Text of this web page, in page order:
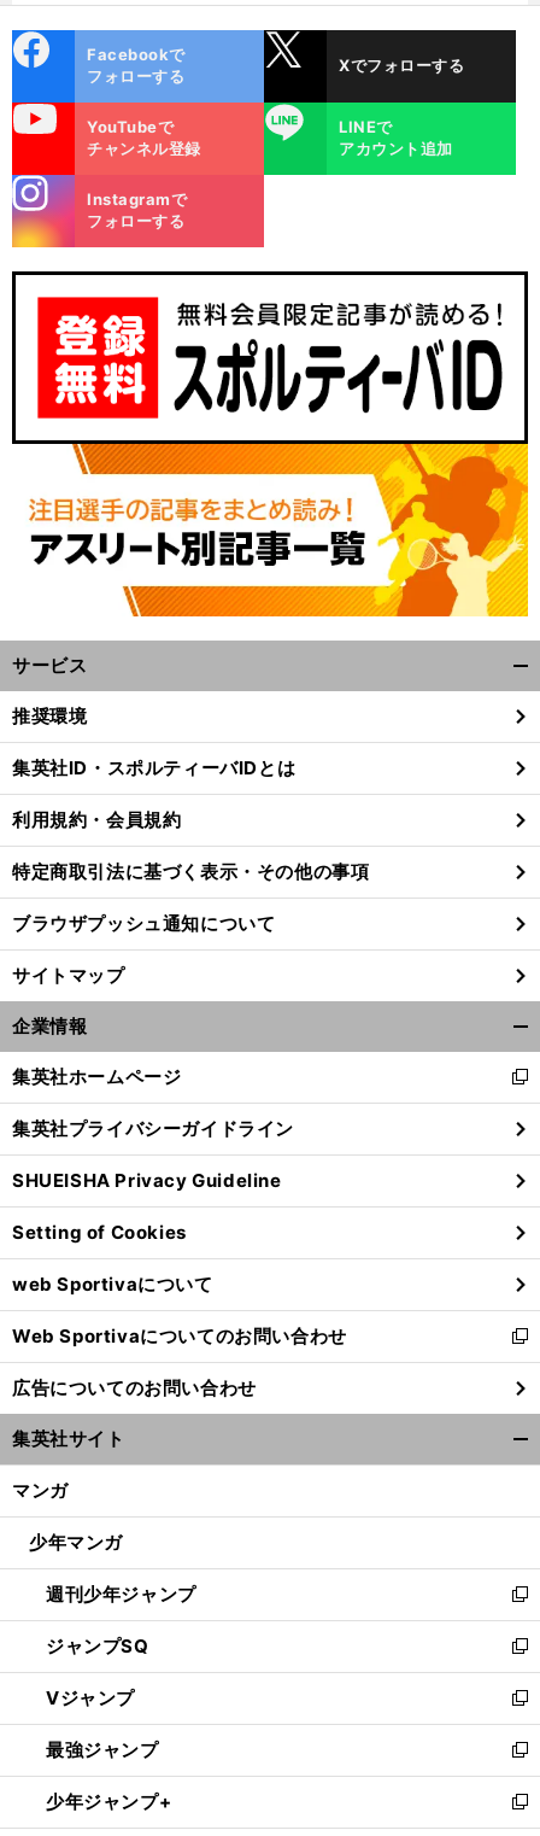
】
今
」
ok
Facebookで
フォローする
Xでフォローする
YouTubeで
チャンネル登録
LINE
LINEで
アカウント追加
m
Instagramで
フォローする
サービス
閉
る
推奨環境
集英社ID・スポルティーバIDとは
利用規約・会員規約
特定商取引法に基づく表示・その他の事項
ブラウザプッシュ通知について
サイトマップ
企業情報
閉
る
集英社ホームページ
新
し
い
ウ
ィ
ン
ド
ウ
で
開
く
集英社プライバシーガイドライン
SHUEISHA Privacy Guideline
Setting of Cookies
web Sportivaについて
Web Sportivaについてのお問い合わせ
新
し
い
ウ
ィ
ン
ウ
開
く
広告についてのお問い合わせ
集英社サイト
マンガ
少年マンガ
週刊少年ジャンプ
新
し
い
ウ
ィ
ン
ド
ウ
で
開
ジャンプSQ
新
し
い
ウ
ィ
ン
ド
ウ
Vジャンプ
新
し
い
ウ
ィ
ン
最強ジャンプ
新
し
い
ウ
少年ジャンプ+
新